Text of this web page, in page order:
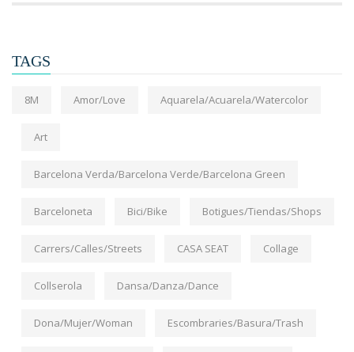
TAGS
8M Amor/Love Aquarela/Acuarela/Watercolor
Art
Barcelona Verda/Barcelona Verde/Barcelona Green
Barceloneta Bici/Bike Botigues/Tiendas/Shops
Carrers/Calles/Streets CASA SEAT Collage
Collserola Dansa/Danza/Dance
Dona/Mujer/Woman Escombraries/Basura/Trash